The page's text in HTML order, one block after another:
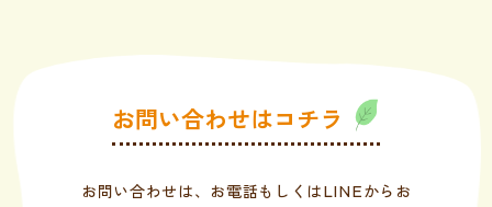
お問い合わせはコチラ
お問い合わせは、お電話もしくはLINEからお